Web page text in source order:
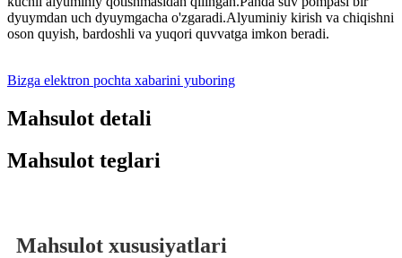
dyuymdan uch dyuymgacha o'zgaradi.Alyuminiy kirish va chiqishni
oson quyish, bardoshli va yuqori quvvatga imkon beradi.
Bizga elektron pochta xabarini yuboring
Mahsulot detali
Mahsulot teglari
Mahsulot xususiyatlari